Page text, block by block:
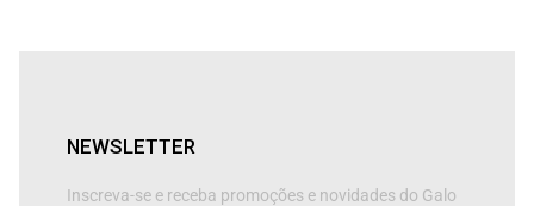
NEWSLETTER
Inscreva-se e receba promoções e novidades do Galo